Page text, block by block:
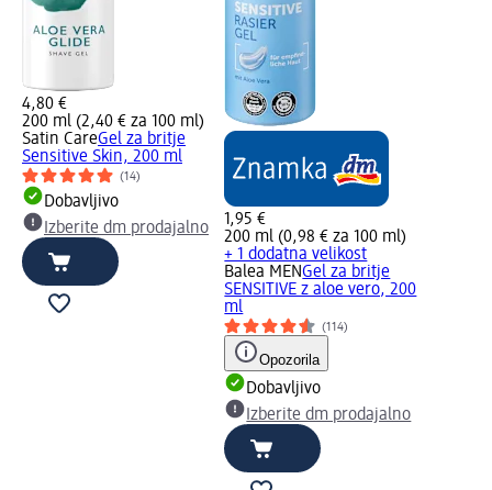
4,80 €
200 ml (2,40 € za 100 ml)
Satin CareGel za britje
Sensitive Skin, 200 ml
(14)
Dobavljivo
Izberite dm prodajalno
1,95 €
200 ml (0,98 € za 100 ml)
+ 1 dodatna velikost
Balea MENGel za britje
SENSITIVE z aloe vero, 200
ml
(114)
Opozorila
Dobavljivo
Izberite dm prodajalno